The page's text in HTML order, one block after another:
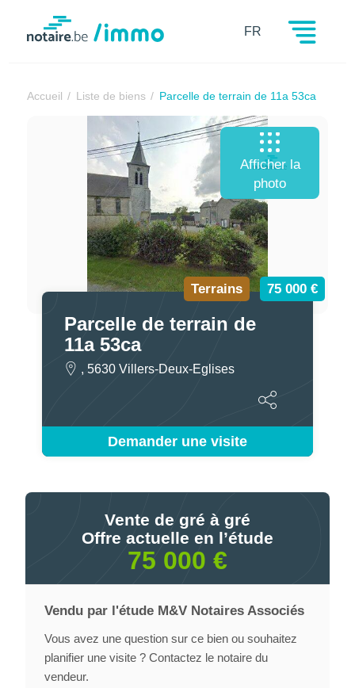
Notaire.be FR
Accueil Liste de biens Parcelle de terrain de 11a 53ca
Terrains 75 000 €
Parcelle de terrain de
11a 53ca
, 5630 Villers-Deux-Eglises
Demander une visite
Afficher la
photo
Vente de gré à gré
Offre actuelle en l’étude
75 000 €
Vendu par l'étude M&V Notaires Associés
Vous avez une question sur ce bien ou souhaitez
planifier une visite ? Contactez le notaire du
vendeur.